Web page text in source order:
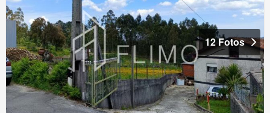
12 Fotos